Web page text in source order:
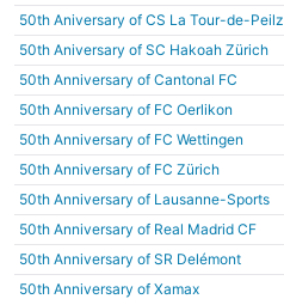
50th Aniversary of CS La Tour-de-Peilz
50th Aniversary of SC Hakoah Zürich
50th Anniversary of Cantonal FC
50th Anniversary of FC Oerlikon
50th Anniversary of FC Wettingen
50th Anniversary of FC Zürich
50th Anniversary of Lausanne-Sports
50th Anniversary of Real Madrid CF
50th Anniversary of SR Delémont
50th Anniversary of Xamax